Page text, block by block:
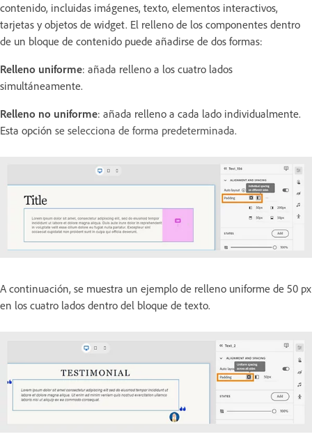
contenido, incluidas imágenes, texto, elementos interactivos,
tarjetas y objetos de widget. El relleno de los componentes dentro
de un bloque de contenido puede añadirse de dos formas:
Relleno uniforme: añada relleno a los cuatro lados
simultáneamente.
Relleno no uniforme: añada relleno a cada lado individualmente.
Esta opción se selecciona de forma predeterminada.
A continuación, se muestra un ejemplo de relleno uniforme de 50 px
en los cuatro lados dentro del bloque de texto.